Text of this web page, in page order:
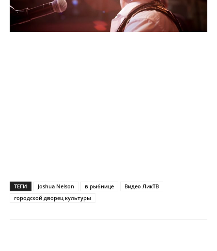
ТЕГИ Joshua Nelson в рыбнице
Видео ЛикТВ
городской дворец культуры